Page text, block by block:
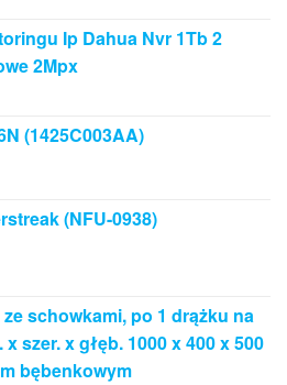
Ip Dahua Nvr 1Tb 2
2Mpx
(1425C003AA)
(NFU-0938)
ze schowkami, po 1 drążku na
szer. x głęb. 1000 x 400 x 500
bębenkowym